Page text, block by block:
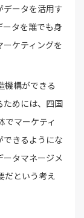
データを活用す
タを誰でも身
ケティングを
機構ができる
ためには、四国
でマーケティ
できるようにな
タマネージメ
だという考え